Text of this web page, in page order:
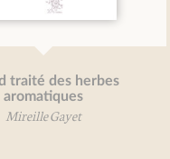
Grand traité des fleurs
comestibles
Mireille Gayet